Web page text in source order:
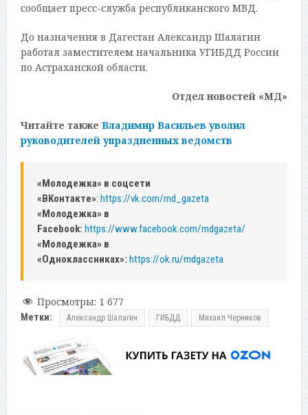
сообщает пресс-служба республиканского МВД.
До назначения в Дагестан Александр Шалагин
работал заместителем начальника УГИБДД России
по Астраханской области.
Отдел новостей «МД»
Читайте также Владимир Васильев уволил
руководителей упраздненных ведомств
«Молодежка» в соцсети
«ВКонтакте»: https://vk.com/md_gazeta
«Молодежка» в
Facebook: https://www.facebook.com/mdgazeta/
«Молодежка» в
«Одноклассниках»: https://ok.ru/mdgazeta
Просмотры: 1 677
Метки: Александр Шалагин ГИБДД Михаил Черников